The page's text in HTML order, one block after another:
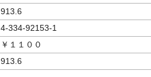
913.6
4-334-92153-1
￥１１００
913.6